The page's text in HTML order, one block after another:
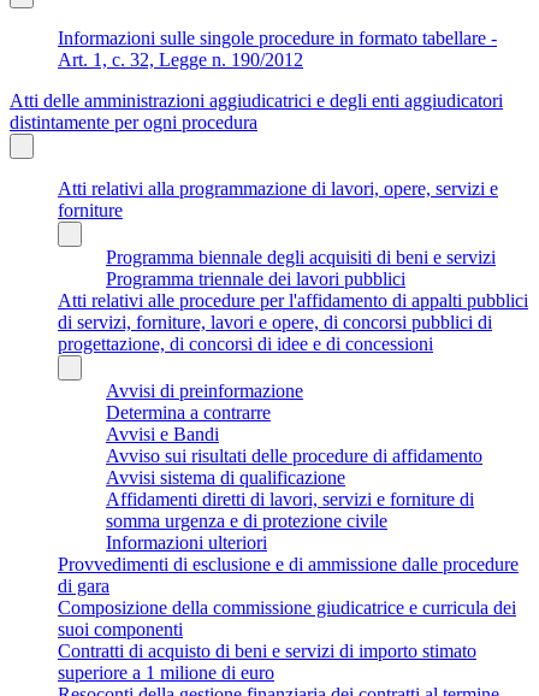
Informazioni sulle singole procedure in formato tabellare -
Art. 1, c. 32, Legge n. 190/2012
Atti delle amministrazioni aggiudicatrici e degli enti aggiudicatori
distintamente per ogni procedura
Atti relativi alla programmazione di lavori, opere, servizi e
forniture
Programma biennale degli acquisiti di beni e servizi
Programma triennale dei lavori pubblici
Atti relativi alle procedure per l'affidamento di appalti pubblici
di servizi, forniture, lavori e opere, di concorsi pubblici di
progettazione, di concorsi di idee e di concessioni
Avvisi di preinformazione
Determina a contrarre
Avvisi e Bandi
Avviso sui risultati delle procedure di affidamento
Avvisi sistema di qualificazione
Affidamenti diretti di lavori, servizi e forniture di
somma urgenza e di protezione civile
Informazioni ulteriori
Provvedimenti di esclusione e di ammissione dalle procedure
di gara
Composizione della commissione giudicatrice e curricula dei
suoi componenti
Contratti di acquisto di beni e servizi di importo stimato
superiore a 1 milione di euro